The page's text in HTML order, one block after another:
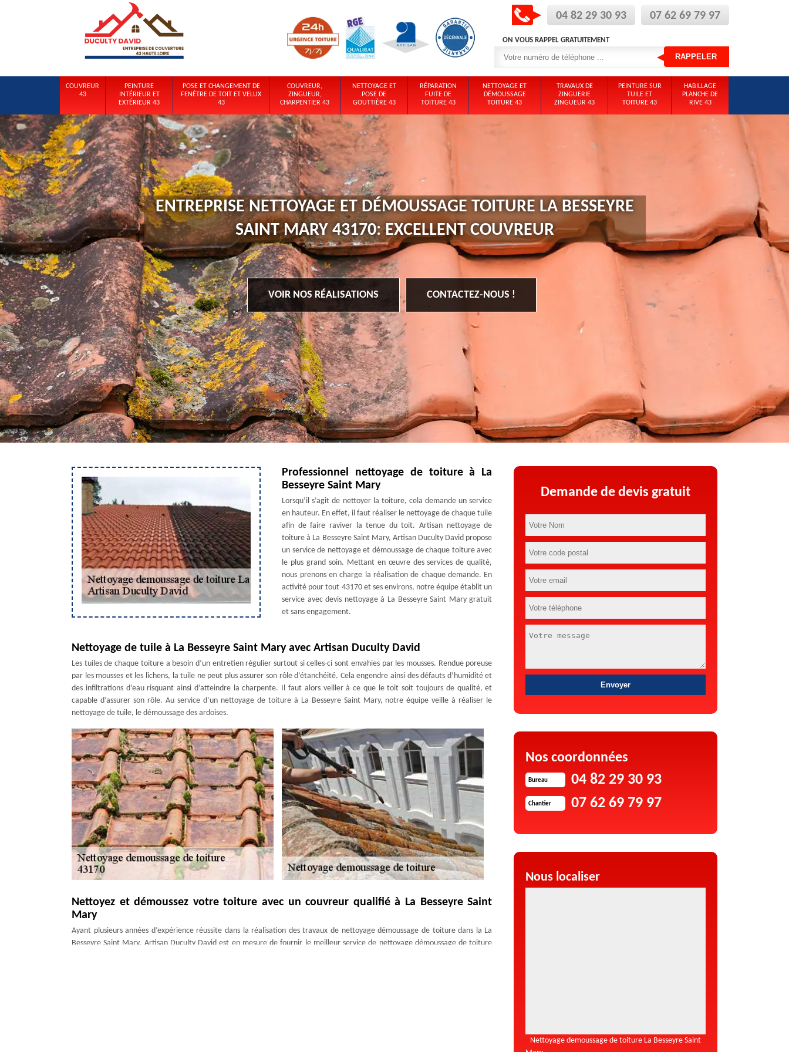
04 82 29 30 93 07 62 69 79 97
ON VOUS RAPPEL GRATUITEMENT
COUVREUR
43
PEINTURE
INTÉRIEUR ET
EXTÉRIEUR 43
POSE ET CHANGEMENT DE
FENÊTRE DE TOIT ET VELUX
43
COUVREUR,
ZINGUEUR,
CHARPENTIER 43
NETTOYAGE ET
POSE DE
GOUTTIÈRE 43
RÉPARATION
FUITE DE
TOITURE 43
NETTOYAGE ET
DÉMOUSSAGE
TOITURE 43
TRAVAUX DE
ZINGUERIE
ZINGUEUR 43
PEINTURE SUR
TUILE ET
TOITURE 43
HABILLAGE
PLANCHE DE
RIVE 43
ENTREPRISE NETTOYAGE ET DÉMOUSSAGE TOITURE LA BESSEYRE
SAINT MARY 43170: EXCELLENT COUVREUR
VOIR NOS RÉALISATIONS CONTACTEZ-NOUS !
Professionnel nettoyage de toiture à La
Besseyre Saint Mary
Lorsqu’il s’agit de nettoyer la toiture, cela demande un service
en hauteur. En effet, il faut réaliser le nettoyage de chaque tuile
afin de faire raviver la tenue du toit. Artisan nettoyage de
toiture à La Besseyre Saint Mary, Artisan Duculty David propose
un service de nettoyage et démoussage de chaque toiture avec
le plus grand soin. Mettant en œuvre des services de qualité,
nous prenons en charge la réalisation de chaque demande. En
activité pour tout 43170 et ses environs, notre équipe établit un
service avec devis nettoyage à La Besseyre Saint Mary gratuit
et sans engagement.
Nettoyage de tuile à La Besseyre Saint Mary avec Artisan Duculty David
Les tuiles de chaque toiture a besoin d’un entretien régulier surtout si celles-ci sont envahies par les mousses. Rendue poreuse
par les mousses et les lichens, la tuile ne peut plus assurer son rôle d’étanchéité. Cela engendre ainsi des défauts d’humidité et
des infiltrations d’eau risquant ainsi d’atteindre la charpente. Il faut alors veiller à ce que le toit soit toujours de qualité, et
capable d’assurer son rôle. Au service d’un nettoyage de toiture à La Besseyre Saint Mary, notre équipe veille à réaliser le
nettoyage de tuile, le démoussage des ardoises.
Nettoyez et démoussez votre toiture avec un couvreur qualifié à La Besseyre Saint
Mary
Ayant plusieurs années d’expérience réussite dans la réalisation des travaux de nettoyage démoussage de toiture dans la La
Besseyre Saint Mary, Artisan Duculty David est en mesure de fournir le meilleur service de nettoyage démoussage de toiture
Demande de devis gratuit
Nos coordonnées
Bureau 04 82 29 30 93
Chantier 07 62 69 79 97
Nous localiser
Nettoyage demoussage de toiture La Besseyre Saint